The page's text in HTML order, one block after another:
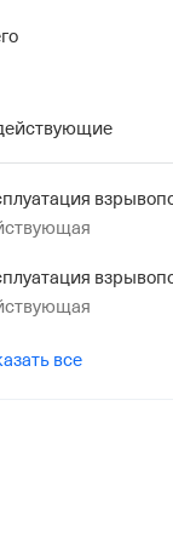
все